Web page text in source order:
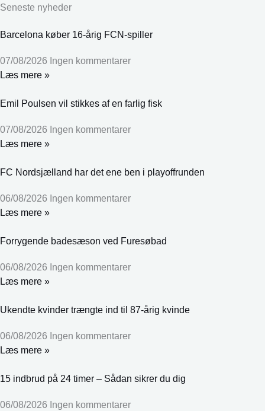
Seneste nyheder
Barcelona køber 16-årig FCN-spiller
07/08/2026 Ingen kommentarer
Læs mere »
Emil Poulsen vil stikkes af en farlig fisk
07/08/2026 Ingen kommentarer
Læs mere »
FC Nordsjælland har det ene ben i playoffrunden
06/08/2026 Ingen kommentarer
Læs mere »
Forrygende badesæson ved Furesøbad
06/08/2026 Ingen kommentarer
Læs mere »
Ukendte kvinder trængte ind til 87-årig kvinde
06/08/2026 Ingen kommentarer
Læs mere »
15 indbrud på 24 timer – Sådan sikrer du dig
06/08/2026 Ingen kommentarer